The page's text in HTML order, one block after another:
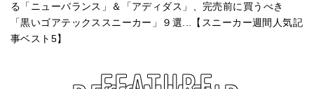
る「ニューバランス」＆「アディダス」、完売前に買うべき
「黒いゴアテックススニーカー」９選...【スニーカー週間人気記
事ベスト5】